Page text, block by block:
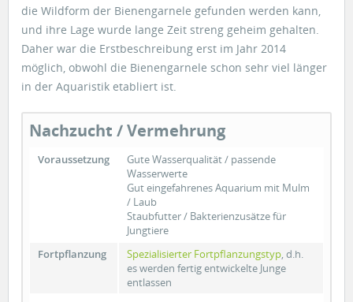
die Wildform der Bienengarnele gefunden werden kann,
und ihre Lage wurde lange Zeit streng geheim gehalten.
Daher war die Erstbeschreibung erst im Jahr 2014
möglich, obwohl die Bienengarnele schon sehr viel länger
in der Aquaristik etabliert ist.
Nachzucht / Vermehrung
Voraussetzung
Gute Wasserqualität / passende
Wasserwerte
Gut eingefahrenes Aquarium mit Mulm
/ Laub
Staubfutter / Bakterienzusätze für
Jungtiere
Fortpflanzung
Spezialisierter Fortpflanzungstyp, d.h.
es werden fertig entwickelte Junge
entlassen